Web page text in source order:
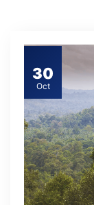
30
Oct